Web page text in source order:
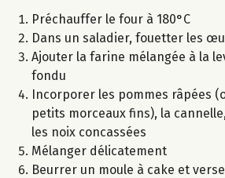
Préchauffer le four à 180°C
Dans un saladier, fouetter les
Ajouter la farine mélangée à la
fondu
Incorporer les pommes râpées
petits morceaux fins), la
les noix concassées
Mélanger délicatement
Beurrer un moule à cake et